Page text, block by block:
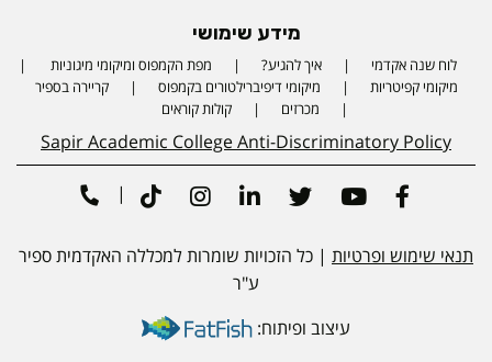
מידע שימושי
לוח שנה אקדמי איך להגיע?
מפת הקמפוס ומיקומי מיגוניות
מיקומי קפיטריות
מיקומי דיפיברילטורים בקמפוס
קריירה בספיר
מכרזים
קולות קוראים
Sapir Academic College Anti-Discriminatory Policy
עיצוב ופיתוח:
תנאי שימוש ופרטיות | כל הזכויות שומרות למכללה האקדמית ספיר
ע"ר
Facebook
Youtube
Twitter
Linkedin
Instagram
Tiktok
|
Phone number